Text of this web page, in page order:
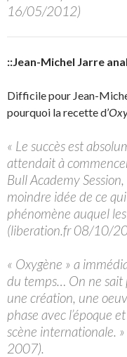
16/05/2012)
::Jean-Michel Jarre
Difficile pour Jean-
pourquoi la recette d’
« Le succès est
attendait à
Bull Academy
moindre idée de ce
phénomène auquel
(liberation.fr 08/10/
« Oxygène » a
du temps… On ne sait
une création, une
phase avec l’époque
scène internationale.
2007).